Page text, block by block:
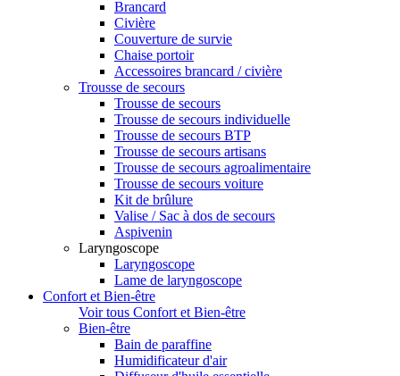
Brancard
Civière
Couverture de survie
Chaise portoir
Accessoires brancard / civière
Trousse de secours
Trousse de secours
Trousse de secours individuelle
Trousse de secours BTP
Trousse de secours artisans
Trousse de secours agroalimentaire
Trousse de secours voiture
Kit de brûlure
Valise / Sac à dos de secours
Aspivenin
Laryngoscope
Laryngoscope
Lame de laryngoscope
Confort et Bien-être
Voir tous Confort et Bien-être
Bien-être
Bain de paraffine
Humidificateur d'air